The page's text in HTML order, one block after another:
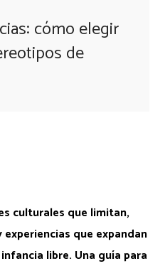
cómo elegir
de
culturales que limitan,
que expandan
libre. Una guía para